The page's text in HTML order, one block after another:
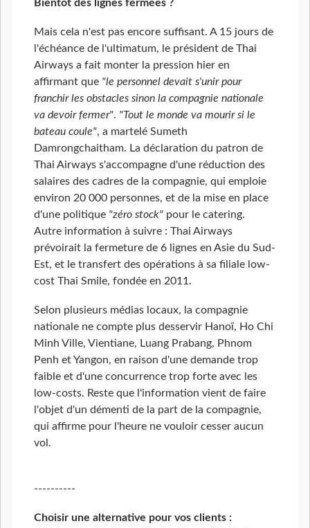
Bientôt des lignes fermées ?
Mais cela n'est pas encore suffisant. A 15 jours de
l'échéance de l'ultimatum, le président de Thai
Airways a fait monter la pression hier en
affirmant que "le personnel devait s'unir pour
franchir les obstacles sinon la compagnie nationale
va devoir fermer". "Tout le monde va mourir si le
bateau coule", a martelé Sumeth
Damrongchaitham. La déclaration du patron de
Thai Airways s'accompagne d'une réduction des
salaires des cadres de la compagnie, qui emploie
environ 20 000 personnes, et de la mise en place
d'une politique "zéro stock" pour le catering.
Autre information à suivre : Thai Airways
prévoirait la fermeture de 6 lignes en Asie du Sud-
Est, et le transfert des opérations à sa filiale low-
cost Thai Smile, fondée en 2011.
Selon plusieurs médias locaux, la compagnie
nationale ne compte plus desservir Hanoï, Ho Chi
Minh Ville, Vientiane, Luang Prabang, Phnom
Penh et Yangon, en raison d'une demande trop
faible et d'une concurrence trop forte avec les
low-costs. Reste que l'information vient de faire
l'objet d'un démenti de la part de la compagnie,
qui affirme pour l'heure ne vouloir cesser aucun
vol.
----------
Choisir une alternative pour vos clients :